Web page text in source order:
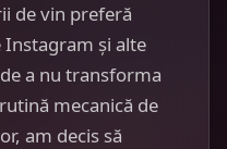
de vin preferă
Instagram și alte
a nu transforma
mecanică de
am decis să